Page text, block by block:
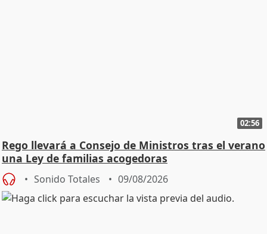
02:56
Rego llevará a Consejo de Ministros tras el verano
una Ley de familias acogedoras
Sonido Totales 09/08/2026